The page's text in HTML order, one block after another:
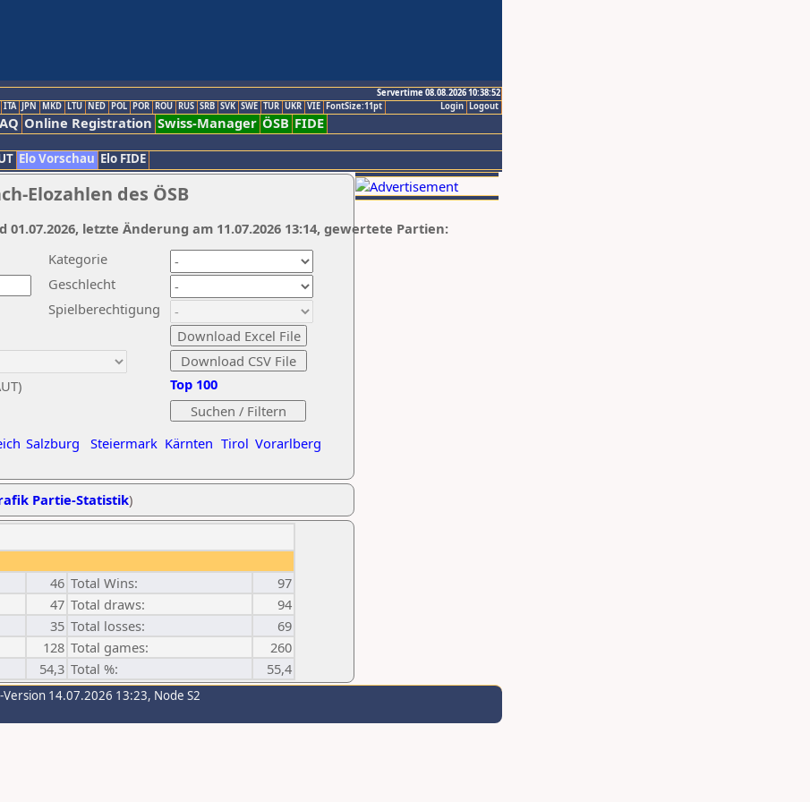
Servertime 08.08.2026 10:38:52
Logout
Login
ITA JPN MKD LTU NED POL POR ROU RUS SRB SVK SWE TUR UKR VIE FontSize:11pt
Online Registration Swiss-Manager ÖSB FIDE
Elo Vorschau Elo FIDE
Elozahlen des ÖSB
Kategorie
Geschlecht
Spielberechtigung
Salzburg Steiermark Kärnten Tirol Vorarlberg
Top 100
01.07.2026, letzte Änderung am 11.07.2026 13:14, gewertete Partien:
Partie-Statistik)
46 Total Wins:
97
47 Total draws:
94
35 Total losses:
69
128 Total games:
260
54,3 Total %: 55,4
Version 14.07.2026 13:23, Node S2